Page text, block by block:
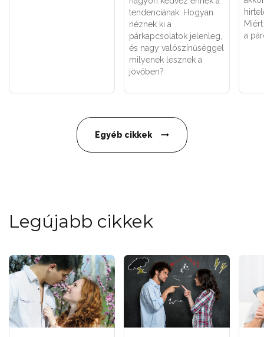
tendenciának. Hogyan
néznek ki a
párkapcsolatok jelenleg,
és nagy valószínűséggel
milyenek lesznek a
jövőben?
a
Egyéb cikkek
Legújabb cikkek